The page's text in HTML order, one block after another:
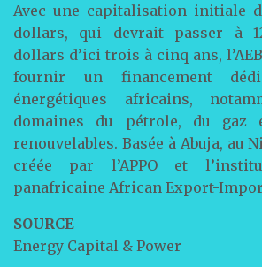
Avec une capitalisation initiale
dollars, qui devrait passer à
dollars d’ici trois à cinq ans,
fournir un financement
énergétiques africains,
domaines du pétrole, du gaz
renouvelables. Basée à Abuja, au
créée par l’APPO et
panafricaine African Export-
SOURCE
Energy Capital & Power